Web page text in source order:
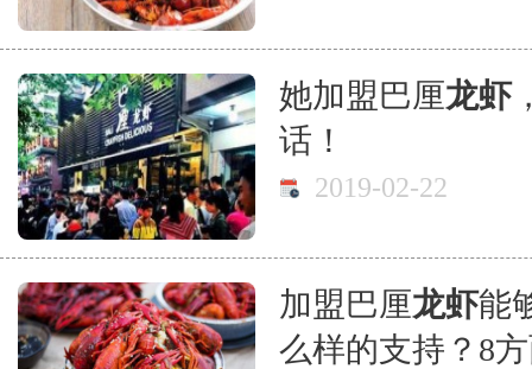
她加盟巴厘龙虾
话！
2019-02-22
加盟巴厘龙虾能
么样的支持？8